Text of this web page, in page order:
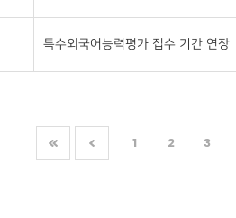
특수외국어능력평가 접수 기간 연장
1 2 3